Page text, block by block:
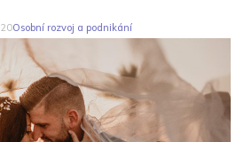
Osobní rozvoj a podnikání